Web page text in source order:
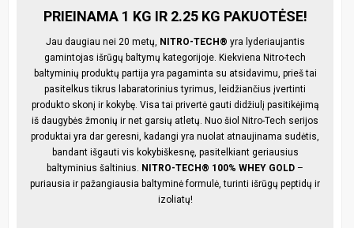
PRIEINAMA 1 KG IR 2.25 KG PAKUOTĖSE!
Jau daugiau nei 20 metų, NITRO-TECH® yra lyderiaujantis
gamintojas išrūgų baltymų kategorijoje. Kiekviena Nitro-tech
baltyminių produktų partija yra pagaminta su atsidavimu, prieš tai
pasitelkus tikrus labaratorinius tyrimus, leidžiančius įvertinti
produkto skonį ir kokybę. Visa tai privertė gauti didžiulį pasitikėjimą
iš daugybės žmonių ir net garsių atletų. Nuo šiol Nitro-Tech serijos
produktai yra dar geresni, kadangi yra nuolat atnaujinama sudėtis,
bandant išgauti vis kokybiškesnę, pasitelkiant geriausius
baltyminius šaltinius. NITRO-TECH® 100% WHEY GOLD –
puriausia ir pažangiausia baltyminė formulė, turinti išrūgų peptidų ir
izoliatų!